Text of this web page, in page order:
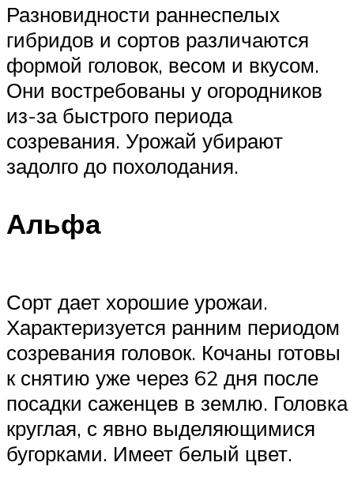
Разновидности раннеспелых
гибридов и сортов различаются
формой головок, весом и вкусом.
Они востребованы у огородников
из-за быстрого периода
созревания. Урожай убирают
задолго до похолодания.
Альфа
Сорт дает хорошие урожаи.
Характеризуется ранним периодом
созревания головок. Кочаны готовы
к снятию уже через 62 дня после
посадки саженцев в землю. Головка
круглая, с явно выделяющимися
бугорками. Имеет белый цвет.